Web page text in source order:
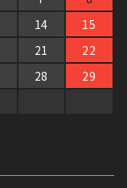
14
15
21
22
28
29